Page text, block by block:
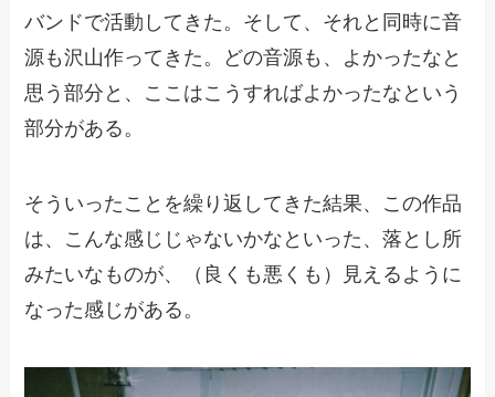
バンドで活動してきた。そして、それと同時に音
源も沢山作ってきた。どの音源も、よかったなと
思う部分と、ここはこうすればよかったなという
部分がある。
そういったことを繰り返してきた結果、この作品
は、こんな感じじゃないかなといった、落とし所
みたいなものが、（良くも悪くも）見えるように
なった感じがある。